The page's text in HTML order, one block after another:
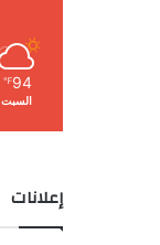
94
℉
السبت
إعلانات